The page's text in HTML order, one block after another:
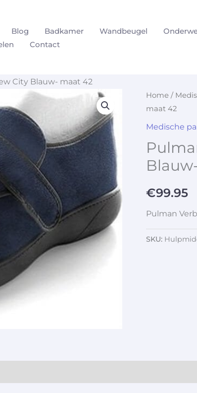
Blog Badkamer Wandbeugel
Contact
City Blauw- maat 42
Home /
maat 42
Medische
€99.95
Pulman
SKU: